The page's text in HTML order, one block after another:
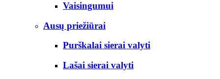
Vaisingumui
Ausų priežiūrai
Purškalai sierai valyti
Lašai sierai valyti